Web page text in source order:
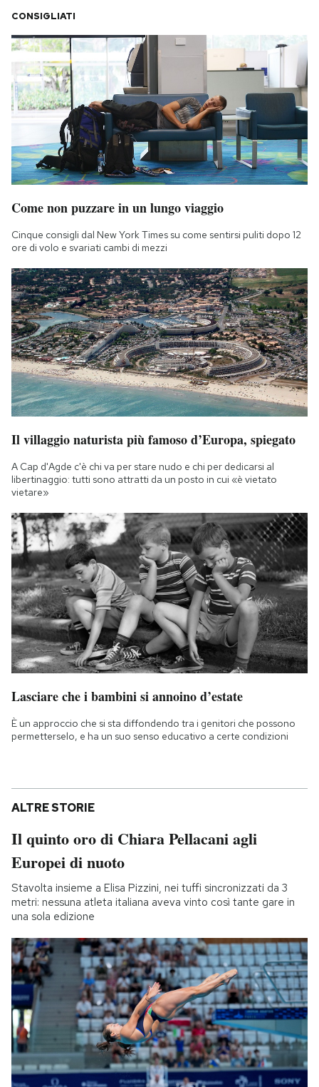
CONSIGLIATI
Come non puzzare in un lungo viaggio
Cinque consigli dal New York Times su come sentirsi puliti dopo 12
ore di volo e svariati cambi di mezzi
Il villaggio naturista più famoso d’Europa, spiegato
A Cap d'Agde c'è chi va per stare nudo e chi per dedicarsi al
libertinaggio: tutti sono attratti da un posto in cui «è vietato
vietare»
Lasciare che i bambini si annoino d’estate
È un approccio che si sta diffondendo tra i genitori che possono
permetterselo, e ha un suo senso educativo a certe condizioni
ALTRE STORIE
Il quinto oro di Chiara Pellacani agli
Europei di nuoto
Stavolta insieme a Elisa Pizzini, nei tuffi sincronizzati da 3
metri: nessuna atleta italiana aveva vinto così tante gare in
una sola edizione